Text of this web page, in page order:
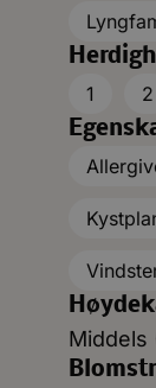
1
2
Middels